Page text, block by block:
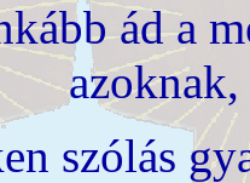
ád a
szólás